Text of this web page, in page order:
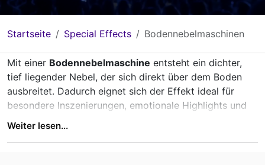
Startseite Special Effects Bodennebelmaschinen
Mit einer Bodennebelmaschine entsteht ein dichter,
tief liegender Nebel, der sich direkt über dem Boden
ausbreitet. Dadurch eignet sich der Effekt ideal für
besondere Inszenierungen, emotionale Highlights und
eindrucksvolle Showmomente. Ob Hochzeitstanz,
Weiter lesen...